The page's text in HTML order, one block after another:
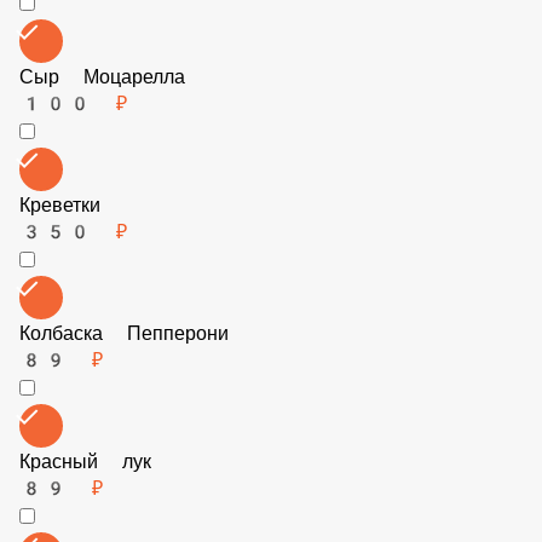
Итальянские травы
39 ₽
Огурчики маринованные
89 ₽
Цыпленок
100 ₽